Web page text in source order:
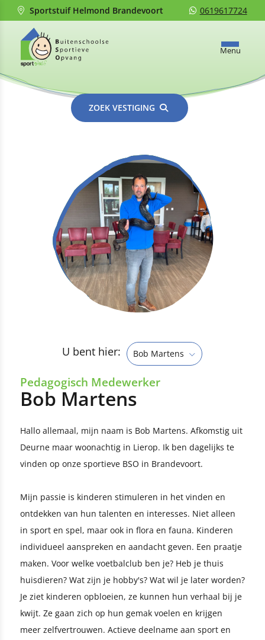
Sportstuif Helmond Brandevoort 0619617724
Menu
ZOEK VESTIGING
U bent hier: Bob Martens
Pedagogisch Medewerker
Bob Martens
Hallo allemaal, mijn naam is Bob Martens. Afkomstig uit
Deurne maar woonachtig in Lierop. Ik ben dagelijks te
vinden op onze sportieve BSO in Brandevoort.
Mijn passie is kinderen stimuleren in het vinden en
ontdekken van hun talenten en interesses. Niet alleen
in sport en spel, maar ook in flora en fauna. Kinderen
individueel aanspreken en aandacht geven. Een praatje
maken. Voor welke voetbalclub ben je? Heb je thuis
huisdieren? Wat zijn je hobby's? Wat wil je later worden?
Je ziet kinderen opbloeien, ze kunnen hun verhaal bij je
kwijt. Ze gaan zich op hun gemak voelen en krijgen
meer zelfvertrouwen. Actieve deelname aan sport en